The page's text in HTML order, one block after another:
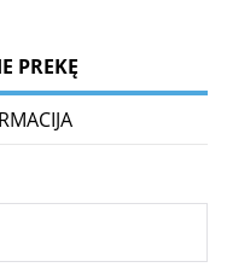
PREKĘ